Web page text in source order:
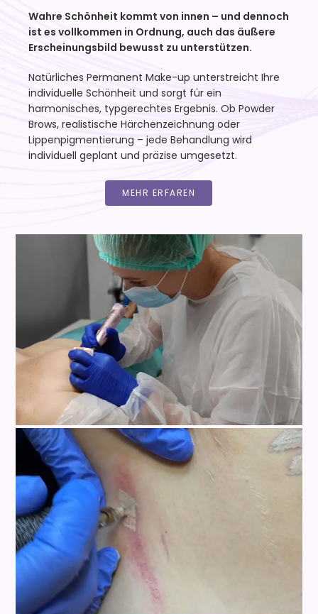
Wahre Schönheit kommt von innen – und dennoch
ist es vollkommen in Ordnung, auch das äußere
Erscheinungsbild bewusst zu unterstützen.
Natürliches Permanent Make-up unterstreicht Ihre
individuelle Schönheit und sorgt für ein
harmonisches, typgerechtes Ergebnis. Ob Powder
Brows, realistische Härchenzeichnung oder
Lippenpigmentierung – jede Behandlung wird
individuell geplant und präzise umgesetzt.
MEHR ERFAREN
3D-Areola